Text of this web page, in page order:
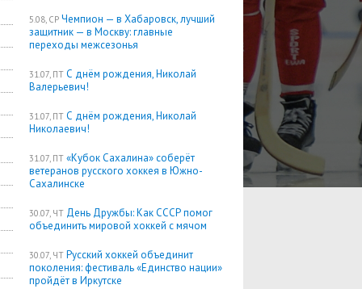
5.08, СР Чемпион — в Хабаровск, лучший
защитник — в Москву: главные
переходы межсезонья
31.07, ПТ С днём рождения, Николай
Валерьевич!
31.07, ПТ С днём рождения, Николай
Николаевич!
31.07, ПТ «Кубок Сахалина» соберёт
ветеранов русского хоккея в Южно-
Сахалинске
30.07, ЧТ День Дружбы: Как СССР помог
объединить мировой хоккей с мячом
30.07, ЧТ Русский хоккей объединит
поколения: фестиваль «Единство нации»
пройдёт в Иркутске